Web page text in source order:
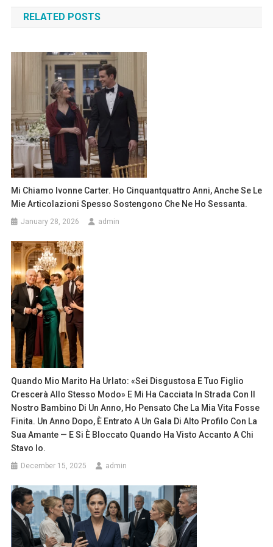
RELATED POSTS
Mi Chiamo Ivonne Carter. Ho Cinquantquattro Anni, Anche Se Le
Mie Articolazioni Spesso Sostengono Che Ne Ho Sessanta.
January 28, 2026 admin
Quando Mio Marito Ha Urlato: «Sei Disgustosa E Tuo Figlio
Crescerà Allo Stesso Modo» E Mi Ha Cacciata In Strada Con Il
Nostro Bambino Di Un Anno, Ho Pensato Che La Mia Vita Fosse
Finita. Un Anno Dopo, È Entrato A Un Gala Di Alto Profilo Con La
Sua Amante — E Si È Bloccato Quando Ha Visto Accanto A Chi
Stavo Io.
December 15, 2025 admin